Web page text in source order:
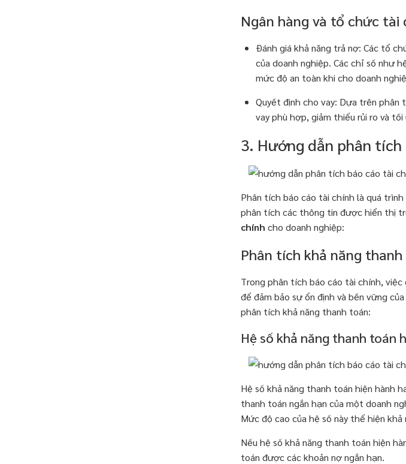
Ngân hàng và tổ chức tài
Đánh giá khả năng trả nợ: Các tổ
của doanh nghiệp. Các chỉ số như
mức độ an toàn khi cho doanh
Quyết định cho vay: Dựa trên
vay phù hợp, giảm thiểu rủi ro và
3. Hướng dẫn phân
Phân tích báo cáo tài chính là quá
phân tích các thông tin được hiển thị
chính cho doanh nghiệp:
Phân tích khả năng
Trong phân tích báo cáo tài chính,
để đảm bảo sự ổn định và bền vững
phân tích khả năng thanh toán:
Hệ số khả năng thanh toán
Hệ số khả năng thanh toán hiện hành
thanh toán ngắn hạn của một doanh
Mức độ cao của hệ số này thể hiện
Nếu hệ số khả năng thanh toán hiện
toán được các khoản nợ ngắn hạn.